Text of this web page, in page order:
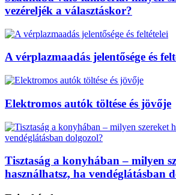
vezéreljék a választáskor?
A vérplazmaadás jelentősége és
Elektromos autók töltése és jövője
Tisztaság a konyhában – milyen
használhatsz, ha vendéglátásban